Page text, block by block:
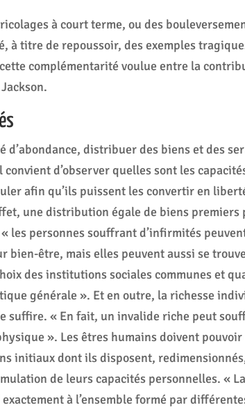
à court terme, ou des
à titre de repoussoir, des exemples
complémentarité voulue entre la
d’abondance, distribuer des biens et des
d’observer quelles sont les
afin qu’ils puissent les convertir en
une distribution égale de biens premiers
les personnes souffrant d’infirmités
bien-être, mais elles peuvent aussi se
des institutions sociales communes et
générale ». Et en outre, la richesse
suffire. « En fait, un invalide riche peut
». Les êtres humains doivent
initiaux dont ils disposent,
de leurs capacités personnelles. «
à l’ensemble formé par